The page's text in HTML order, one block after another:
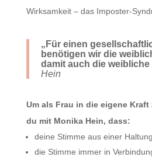
Wirksamkeit – das Imposter-
„Für einen
benötigen wir die
damit auch die weibliche
Hein
Um als Frau in die eigene
du mit Monika Hein, dass:
deine Stimme aus einer
die Stimme immer in